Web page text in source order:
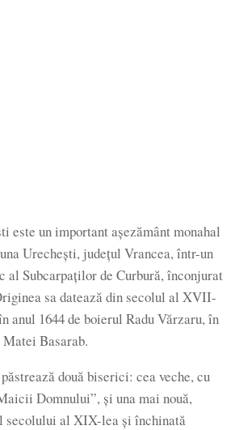
este un important așezământ monahal
Urechești, județul Vrancea, într-un
al Subcarpaților de Curbură, înconjurat
sa datează din secolul al XVII-
anul 1644 de boierul Radu Vărzaru, în
Basarab.
două biserici: cea veche, cu
Domnului”, și una mai nouă,
secolului al XIX-lea și închinată